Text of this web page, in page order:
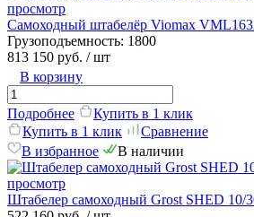
просмотр
Самоходный штабелёр Viomax
Грузоподъемность: 1800
813 150 руб. / шт
В корзину
Подробнее
Купить в 1 клик
Купить в 1 клик
Сравнение
В избранное
В наличии
просмотр
Штабелер самоходный Grost SHED 10/